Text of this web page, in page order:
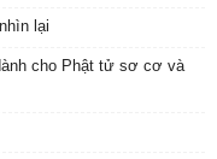
lại
cho Phật tử sơ cơ và